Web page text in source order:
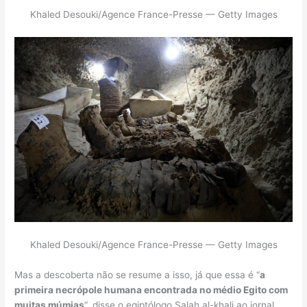
Khaled Desouki/Agence France-Presse — Getty Images
Khaled Desouki/Agence France-Presse — Getty Images
Mas a descoberta não se resume a isso, já que essa é “a
primeira necrópole humana encontrada no médio Egito com